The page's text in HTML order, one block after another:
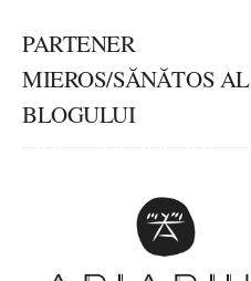
PARTENER
MIEROS/SĂNĂTOS AL
BLOGULUI